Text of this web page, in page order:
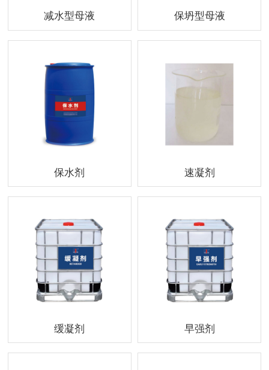
减水型母液 保坍型母液
保水剂 速凝剂
缓凝剂 早强剂